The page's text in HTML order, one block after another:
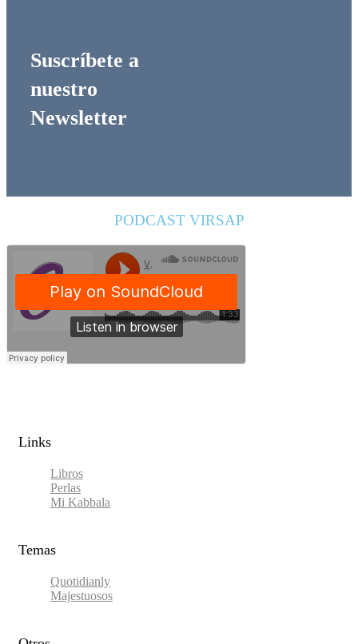
Suscríbete a
nuestro
Newsletter
PODCAST VIRSAP
Links​
Libros
Perlas
Mi Kabbala
Temas
Quotidianly
Majestuosos